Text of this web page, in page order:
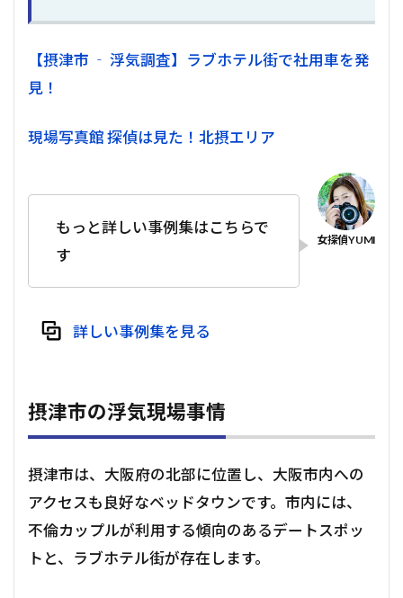
【摂津市 ‐ 浮気調査】ラブホテル街で社用車を発
見！
現場写真館 探偵は見た！北摂エリア
もっと詳しい事例集はこちらで
す
詳しい事例集を見る
摂津市の浮気現場事情
摂津市は、大阪府の北部に位置し、大阪市内への
アクセスも良好なベッドタウンです。市内には、
不倫カップルが利用する傾向のあるデートスポッ
トと、ラブホテル街が存在します。